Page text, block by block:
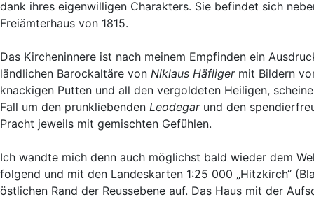
dank ihres eigenwilligen Charakters. Sie befindet sich
Freiämterhaus von 1815.
Das Kircheninnere ist nach meinem Empfinden ein
ländlichen Barockaltäre von Niklaus Häfligermit Bildern
knackigen Putten und all den vergoldeten Heiligen,
Fall um den prunkliebenden Leodegarund den
Pracht jeweils mit gemischten Gefühlen.
Ich wandte mich denn auch möglichst bald wieder dem
folgend und mit den Landeskarten 1:25 000 „Hitzkirch“
östlichen Rand der Reussebene auf. Das Haus mit der